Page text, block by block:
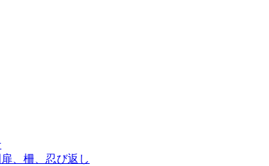
、柵、忍び返し